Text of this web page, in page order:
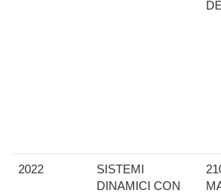
2022
SISTEMI
DINAMICI CON